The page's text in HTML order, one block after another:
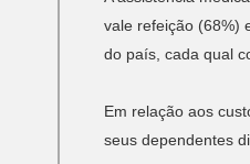
vale refeição (68%)
do país, cada qual
Em relação aos
seus dependentes